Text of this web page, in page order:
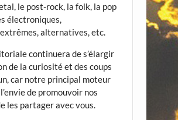
le post-rock, la folk, la pop
électroniques,
alternatives, etc.
continuera de s’élargir
de la curiosité et des coups
car notre principal moteur
de promouvoir nos
les partager avec vous.